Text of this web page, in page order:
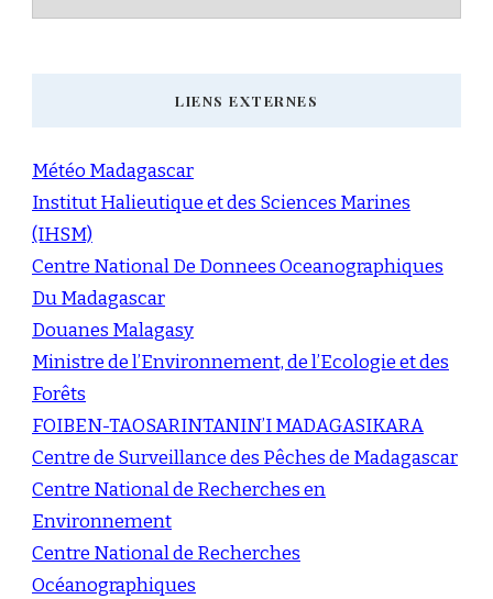
LIENS EXTERNES
Météo Madagascar
Institut Halieutique et des Sciences Marines
(IHSM)
Centre National De Donnees Oceanographiques
Du Madagascar
Douanes Malagasy
Ministre de l’Environnement, de l’Ecologie et des
Forêts
FOIBEN-TAOSARINTANIN’I MADAGASIKARA
Centre de Surveillance des Pêches de Madagascar
Centre National de Recherches en
Environnement
Centre National de Recherches
Océanographiques